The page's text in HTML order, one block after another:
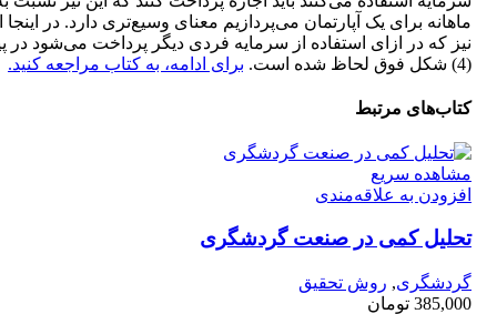
ماهانه برای یک آپارتمان می‌پردازیم معنای وسیع‌تری دارد. در اینجا
نیز که در ازای استفاده از سرمایه فردی دیگر پرداخت می‌شود در
(4) شکل فوق لحاظ شده است.
برای ادامه، به کتاب مراجعه کنید.
کتاب‌های مرتبط
مشاهده سریع
افزودن به علاقه‌مندی
تحلیل کمی در صنعت گردشگری
گردشگری, روش تحقیق
385,000 تومان